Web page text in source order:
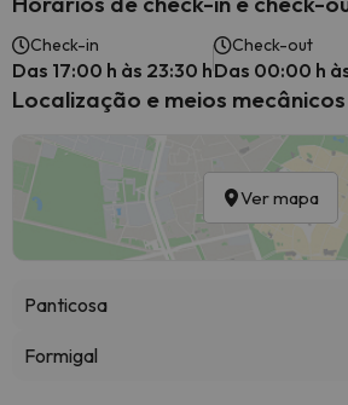
Check-in
Das 17:00 h às 23:30 h
Check-out
Das 00:00 h
Localização e meios mecânicos
Ver mapa
Panticosa
Formigal